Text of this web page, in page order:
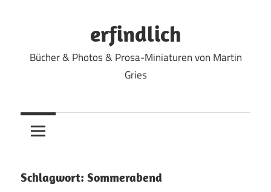
erfindlich
Bücher & Photos & Prosa-Miniaturen von Martin
Gries
Schlagwort: Sommerabend